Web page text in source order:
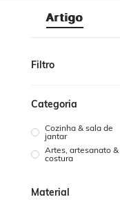
Artigo
Filtro
Categoria
Cozinha & sala de
jantar
Artes, artesanato &
costura
Material